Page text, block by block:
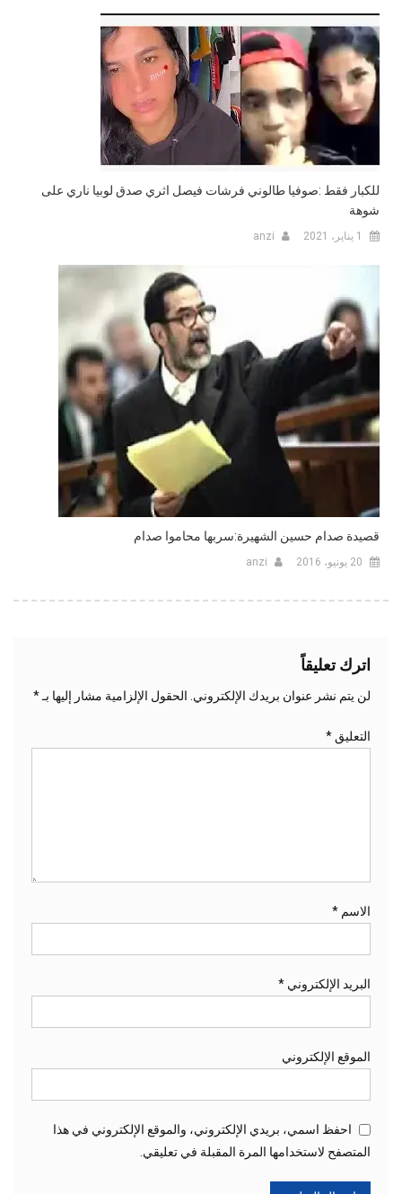
للكبار فقط :صوفيا طالوني فرشات فيصل اثري صدق لوبيا ناري على
شوهة
1 يناير، 2021 anzi
قصيدة صدام حسين الشهيرة:سربها محاموا صدام
20 يونيو، 2016 anzi
اترك تعليقاً
لن يتم نشر عنوان بريدك الإلكتروني. الحقول الإلزامية مشار إليها بـ*
التعليق *
الاسم *
البريد الإلكتروني *
الموقع الإلكتروني
احفظ اسمي، بريدي الإلكتروني، والموقع الإلكتروني في هذا
المتصفح لاستخدامها المرة المقبلة في تعليقي.